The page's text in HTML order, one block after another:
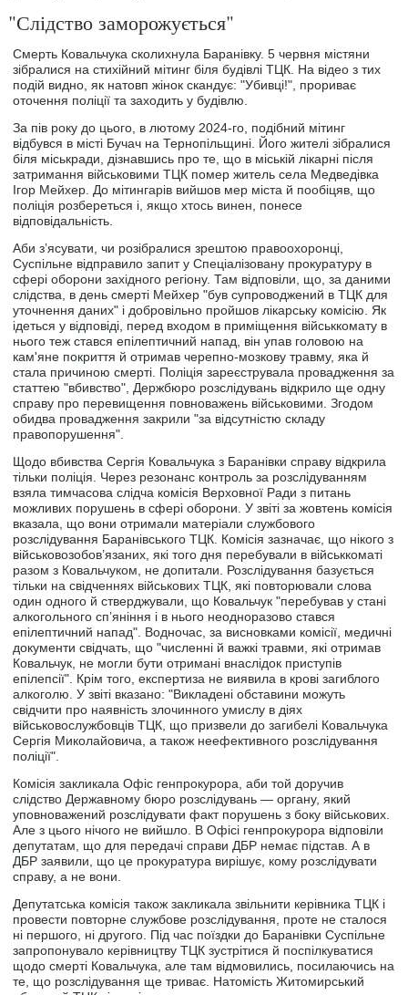
"Слідство заморожується"
Смерть Ковальчука сколихнула Баранівку. 5 червня містяни
зібралися на стихійний мітинг біля будівлі ТЦК. На відео з тих
подій видно, як натовп жінок скандує: "Убивці!", прориває
оточення поліції та заходить у будівлю.
За пів року до цього, в лютому 2024-го, подібний мітинг
відбувся в місті Бучач на Тернопільщині. Його жителі зібралися
біля міськради, дізнавшись про те, що в міській лікарні після
затримання військовими ТЦК помер житель села Медведівка
Ігор Мейхер. До мітингарів вийшов мер міста й пообіцяв, що
поліція розбереться і, якщо хтось винен, понесе
відповідальність.
Аби з’ясувати, чи розібралися зрештою правоохоронці,
Суспільне відправило запит у Спеціалізовану прокуратуру в
сфері оборони західного регіону. Там відповіли, що, за даними
слідства, в день смерті Мейхер "був супроводжений в ТЦК для
уточнення даних" і добровільно пройшов лікарську комісію. Як
ідеться у відповіді, перед входом в приміщення військкомату в
нього теж стався епілептичний напад, він упав головою на
кам'яне покриття й отримав черепно-мозкову травму, яка й
стала причиною смерті. Поліція зареєструвала провадження за
статтею "вбивство", Держбюро розслідувань відкрило ще одну
справу про перевищення повноважень військовими. Згодом
обидва провадження закрили "за відсутністю складу
правопорушення".
Щодо вбивства Сергія Ковальчука з Баранівки справу відкрила
тільки поліція. Через резонанс контроль за розслідуванням
взяла тимчасова слідча комісія Верховної Ради з питань
можливих порушень в сфері оборони. У звіті за жовтень комісія
вказала, що вони отримали матеріали службового
розслідування Баранівського ТЦК. Комісія зазначає, що нікого з
військовозобов’язаних, які того дня перебували в військкоматі
разом з Ковальчуком, не допитали. Розслідування базується
тільки на свідченнях військових ТЦК, які повторювали слова
один одного й стверджували, що Ковальчук "перебував у стані
алкогольного сп’яніння і в нього неодноразово стався
епілептичний напад". Водночас, за висновками комісії, медичні
документи свідчать, що "численні й важкі травми, які отримав
Ковальчук, не могли бути отримані внаслідок приступів
епілепсії". Крім того, експертиза не виявила в крові загиблого
алкоголю. У звіті вказано: "Викладені обставини можуть
свідчити про наявність злочинного умислу в діях
військовослужбовців ТЦК, що призвели до загибелі Ковальчука
Сергія Миколайовича, а також неефективного розслідування
поліції".
Комісія закликала Офіс генпрокурора, аби той доручив
слідство Державному бюро розслідувань — органу, який
уповноважений розслідувати факт порушень з боку військових.
Але з цього нічого не вийшло. В Офісі генпрокурора відповіли
депутатам, що для передачі справи ДБР немає підстав. А в
ДБР заявили, що це прокуратура вирішує, кому розслідувати
справу, а не вони.
Депутатська комісія також закликала звільнити керівника ТЦК і
провести повторне службове розслідування, проте не сталося
ні першого, ні другого. Під час поїздки до Баранівки Суспільне
запропонувало керівництву ТЦК зустрітися й поспілкуватися
щодо смерті Ковальчука, але там відмовились, посилаючись на
те, що розслідування ще триває. Натомість Житомирський